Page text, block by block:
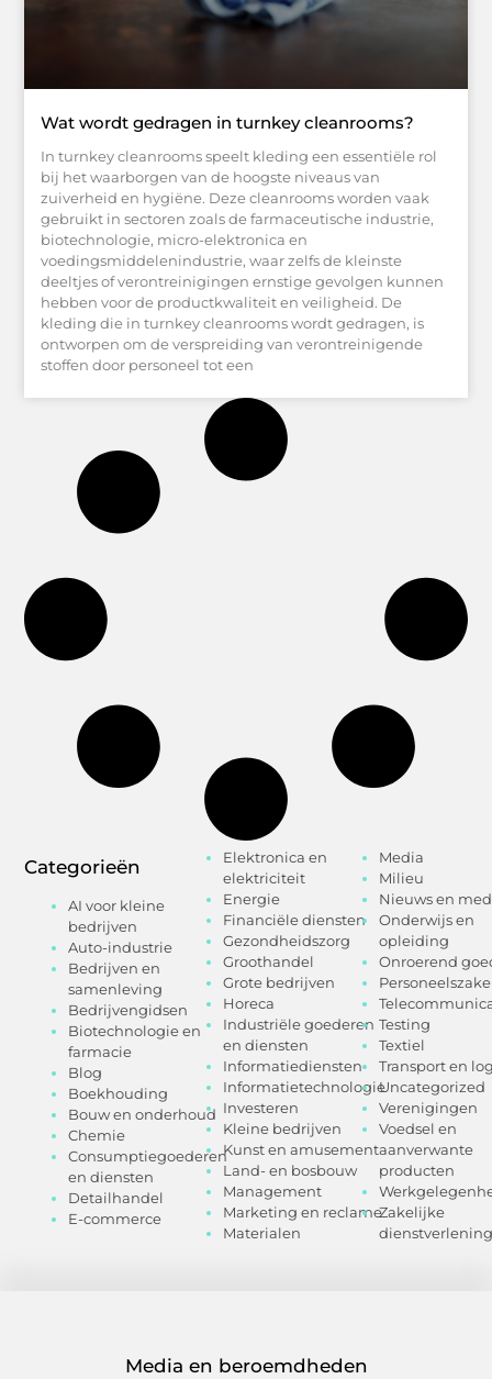
Wat wordt gedragen in turnkey cleanrooms?
In turnkey cleanrooms speelt kleding een essentiële rol
bij het waarborgen van de hoogste niveaus van
zuiverheid en hygiëne. Deze cleanrooms worden vaak
gebruikt in sectoren zoals de farmaceutische industrie,
biotechnologie, micro-elektronica en
voedingsmiddelenindustrie, waar zelfs de kleinste
deeltjes of verontreinigingen ernstige gevolgen kunnen
hebben voor de productkwaliteit en veiligheid. De
kleding die in turnkey cleanrooms wordt gedragen, is
ontworpen om de verspreiding van verontreinigende
stoffen door personeel tot een
Categorieën
AI voor kleine
bedrijven
Auto-industrie
Bedrijven en
samenleving
Bedrijvengidsen
Biotechnologie en
farmacie
Blog
Boekhouding
Bouw en onderhoud
Chemie
Consumptiegoederen
en diensten
Detailhandel
E-commerce
Elektronica en
elektriciteit
Energie
Financiële diensten
Gezondheidszorg
Groothandel
Grote bedrijven
Horeca
Industriële goederen
en diensten
Informatiediensten
Informatietechnologie
Investeren
Kleine bedrijven
Kunst en amusement
Land- en bosbouw
Management
Marketing en reclame
Materialen
Media
Milieu
Nieuws en
Onderwijs en
opleiding
Onroerend
Testing
Textiel
Transport en
Uncategorized
Verenigingen
Voedsel en
aanverwante
producten
Zakelijke
dienstverlening
Media en beroemdheden